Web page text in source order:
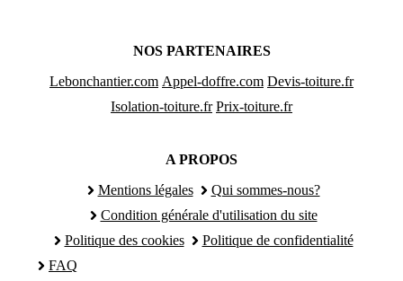
NOS PARTENAIRES
Lebonchantier.com Appel-doffre.com Devis-toiture.fr
Isolation-toiture.fr Prix-toiture.fr
A PROPOS
Mentions légales
Qui sommes-nous?
Condition générale d'utilisation du site
Politique des cookies
Politique de confidentialité
FAQ